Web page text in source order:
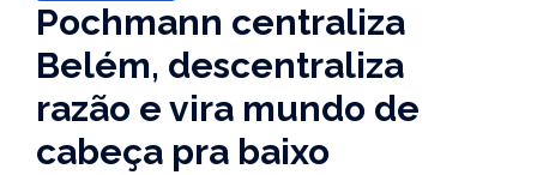
Pochmann centraliza
Belém, descentraliza
razão e vira mundo de
cabeça pra baixo